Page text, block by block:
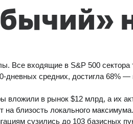
Все входящие в S&P 500
средних, достигла 68% —
в рынок $12 млрд, а их
близость локального
сузились до 103 базисных